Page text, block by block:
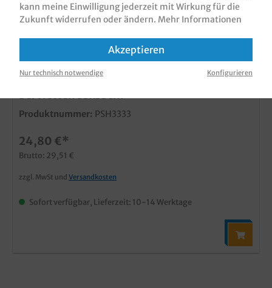
Serviettenhalter Chrom inkl. Gewicht f.
Produktnummer: PSH3333
24,80 €*
Brutto: 29,51 €
zzgl. MwSt und Versandkosten
Sofort verfügbar, Lieferzeit: 10-14 Werktage
kann meine Einwilligung jederzeit mit Wirkung für die
Zukunft widerrufen oder ändern. Mehr Informationen
Akzeptieren
Nur technisch notwendige Konfigurieren